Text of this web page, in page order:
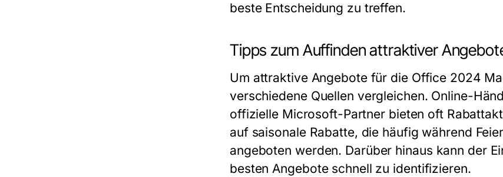
beste Entscheidung zu treffen.
Tipps zum Auffinden attraktiver
Um attraktive Angebote für die Office 2024
verschiedene Quellen vergleichen. Online-
offizielle Microsoft-Partner bieten oft
auf saisonale Rabatte, die häufig während
angeboten werden. Darüber hinaus kann der
besten Angebote schnell zu identifizieren.